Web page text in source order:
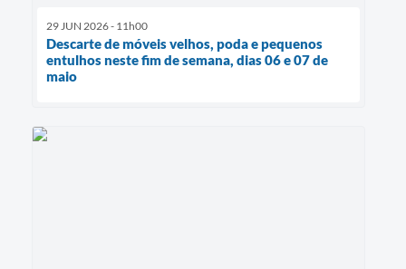
29 JUN 2026 - 11h00
Descarte de móveis velhos, poda e pequenos
entulhos neste fim de semana, dias 06 e 07 de
maio